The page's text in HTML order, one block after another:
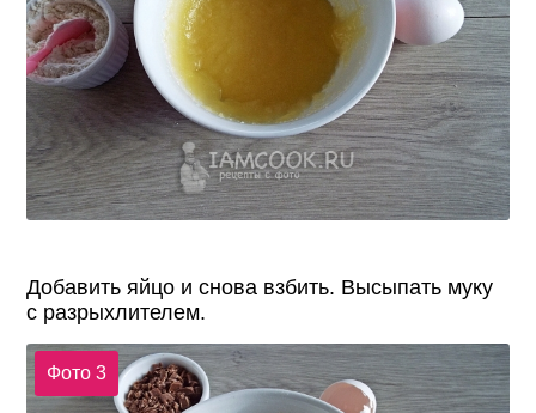
Добавить яйцо и снова взбить. Высыпать муку
с разрыхлителем.
Фото 3